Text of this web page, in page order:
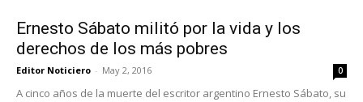
Ernesto Sábato militó por la vida y los
derechos de los más pobres
Editor Noticiero - May 2, 2016 0
A cinco años de la muerte del escritor argentino Ernesto Sábato, su